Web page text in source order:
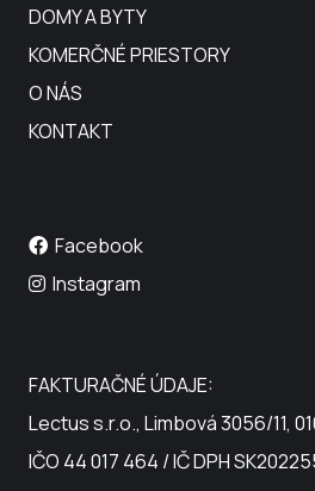
DOMY A BYTY
KOMERČNÉ PRIESTORY
O NÁS
KONTAKT
Facebook
Instagram
FAKTURAČNÉ ÚDAJE:
Lectus s.r.o., Limbová 3056/11,
IČO 44 017 464 / IČ DPH